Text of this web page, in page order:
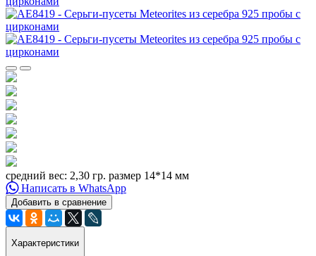
средний вес: 2,30 гр. размер 14*14 мм
Написать в WhatsApp
Добавить в сравнение
Характеристики